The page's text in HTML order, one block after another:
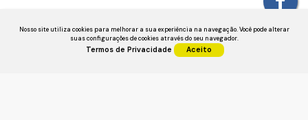
Nosso site utiliza cookies para melhorar a sua experiência na navegação.Você pode alterar
suas configurações de cookies através do seu navegador.
Termos de Privacidade Aceito